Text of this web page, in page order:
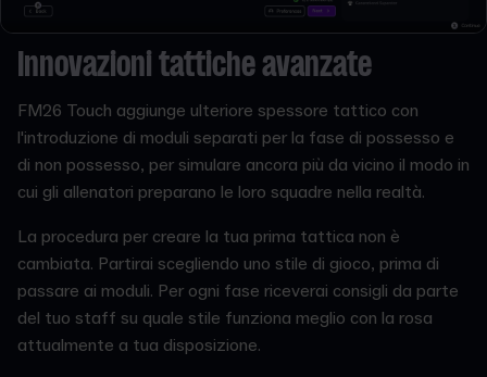
Innovazioni tattiche avanzate
FM26 Touch aggiunge ulteriore spessore tattico con
l'introduzione di moduli separati per la fase di possesso e
di non possesso, per simulare ancora più da vicino il modo in
cui gli allenatori preparano le loro squadre nella realtà.
La procedura per creare la tua prima tattica non è
cambiata. Partirai scegliendo uno stile di gioco, prima di
passare ai moduli. Per ogni fase riceverai consigli da parte
del tuo staff su quale stile funziona meglio con la rosa
attualmente a tua disposizione.